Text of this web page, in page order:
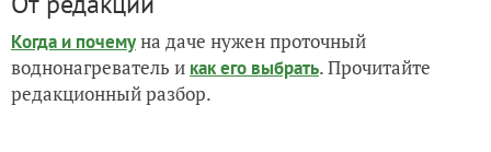
Когда и почемуна даче нужен проточный
воднонагреватель и как его выбрать. Прочитайте
редакционный разбор.